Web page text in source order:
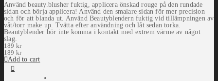
Använd beauty.blusher fuktig, applicera önskad rouge på den rundade
sidan och börja applicera! Använd den smalare sidan för mer precision
och för att blanda ut. Använd Beautyblendern fuktig vid tillämpningen av
våt/torr make up. Tvätta efter användning och låt sedan torka.
Beautyblender bör inte komma i kontakt med extrem värme av något
slag.
189 kr
189 kr
Add to cart